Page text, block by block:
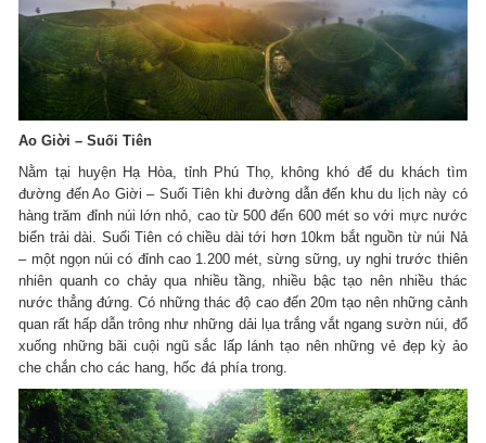
Ao Giời – Suối Tiên
Nằm tại huyện Hạ Hòa, tỉnh Phú Thọ, không khó để du khách tìm
đường đến Ao Giời – Suối Tiên khi đường dẫn đến khu du lịch này có
hàng trăm đỉnh núi lớn nhỏ, cao từ 500 đến 600 mét so với mực nước
biển trải dài. Suối Tiên có chiều dài tới hơn 10km bắt nguồn từ núi Nả
– một ngọn núi có đỉnh cao 1.200 mét, sừng sững, uy nghi trước thiên
nhiên quanh co chảy qua nhiều tầng, nhiều bậc tạo nên nhiều thác
nước thẳng đứng. Có những thác độ cao đến 20m tạo nên những cảnh
quan rất hấp dẫn trông như những dải lụa trắng vắt ngang sườn núi, đổ
xuống những bãi cuội ngũ sắc lấp lánh tạo nên những vẻ đẹp kỳ ảo
che chắn cho các hang, hốc đá phía trong.